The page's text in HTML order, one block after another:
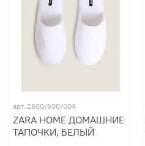
арт. 2600/500/004
ZARA HOME ДОМАШНИЕ
ТАПОЧКИ, БЕЛЫЙ